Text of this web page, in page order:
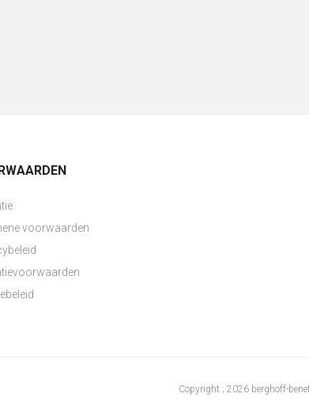
voorwaarden
Copyright ; 2026 berghoff-